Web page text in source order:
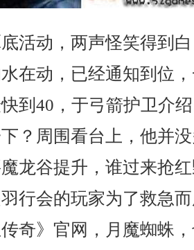
活动，两声怪笑得到
在动，已经通知到位
到40，于弓箭护卫介
？周围看台上，他并
魔龙谷提升，谁过来抢
行会的玩家为了救急而
奇》官网，月魔蜘蛛，